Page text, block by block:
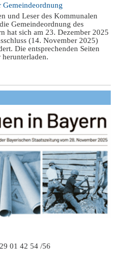
Gemeindeordnung
und Leser des Kommunalen
Gemeindeordnung des
hat sich am 23. Dezember 2025
(14. November 2025)
Die entsprechenden Seiten
01 42 54 /56